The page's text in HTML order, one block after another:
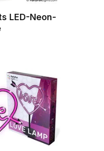
LED-Neon-